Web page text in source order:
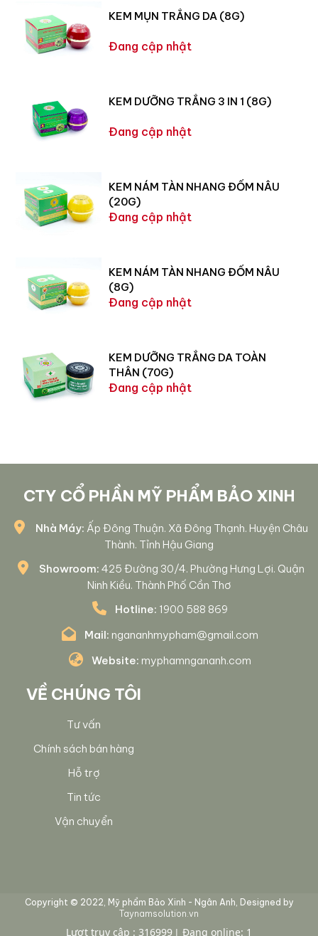
KEM MỤN TRẮNG DA (8G)
Đang cập nhật
KEM DƯỠNG TRẮNG 3 IN 1 (8G)
Đang cập nhật
KEM NÁM TÀN NHANG ĐỐM NÂU
(20G)
Đang cập nhật
KEM NÁM TÀN NHANG ĐỐM NÂU
(8G)
Đang cập nhật
KEM DƯỠNG TRẮNG DA TOÀN
THÂN (70G)
Đang cập nhật
CTY CỔ PHẦN MỸ PHẨM BẢO XINH
Nhà Máy: Ấp Đông Thuận. Xã Đông Thạnh. Huyện Châu
Thành. Tỉnh Hậu Giang
Showroom: 425 Đường 30/4. Phường Hưng Lợi. Quận
Ninh Kiều. Thành Phố Cần Thơ
Hotline: 1900 588 869
Mail: ngananhmypham@gmail.com
Website: myphamngananh.com
VỀ CHÚNG TÔI
Tư vấn
Chính sách bán hàng
Hỗ trợ
Tin tức
Vận chuyển
Copyright © 2022, Mỹ phẩm Bảo Xinh - Ngân Anh, Designed by
Taynamsolution.vn
Lượt truy cập : 316999 Đang online: 1